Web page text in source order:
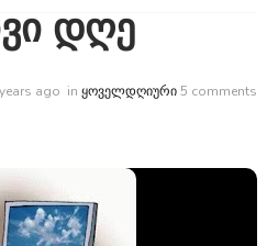
დღე
ago in ᲧᲝᲕᲔᲚᲓᲦᲘᲣᲠᲘ5 comments